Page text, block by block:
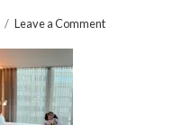
Leave a Comment